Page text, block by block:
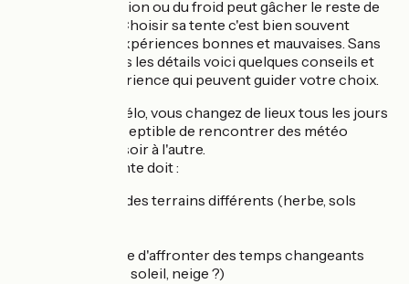
à cause d'infiltration ou du froid peut gâcher le reste de
votre aventure. Choisir sa tente c'est bien souvent
passer par des expériences bonnes et mauvaises. Sans
trop rentrer dans les détails voici quelques conseils et
retours sur expérience qui peuvent guider votre choix.
En itinérance à vélo, vous changez de lieux tous les jours
et vous êtes susceptible de rencontrer des météo
différentes d'un soir à l'autre.
En bref, votre tente doit :
s'adapter à des terrains différents (herbe, sols
être capable d'affronter des temps changeants
(pluie, vent, soleil, neige ?)